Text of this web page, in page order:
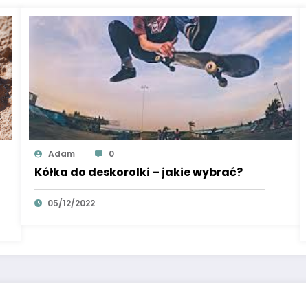
Adam 0
Kółka do deskorolki – jakie wybrać?
05/12/2022